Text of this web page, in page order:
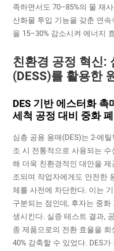
족하면서도 70–85%의 물 재
산화물 투입 기능을 갖춘 연
을 15–30% 감소시켜 에너지
친환경 공정 혁신:
(DESS)를 활용한
DES 기반 에스터화 촉
세척 공정 대비 중화
심층 공용 용매(DES)는 2-에
조 시 전통적으로 사용되는
해 더욱 친환경적인 대안을 제
조되며 작업자에게도 안전한
체를 사전에 차단한다. 이는
구분되는 점인데, 후자는 중
생시킨다. 실증 테스트 결과,
종 제품으로의 전환 효율을
40% 감축할 수 있었다. DES